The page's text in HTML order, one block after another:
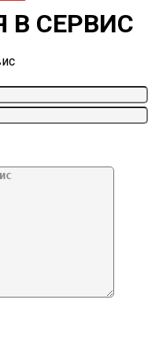
В СЕРВИС